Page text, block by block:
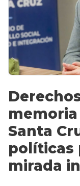
Santa
políticas
mirada